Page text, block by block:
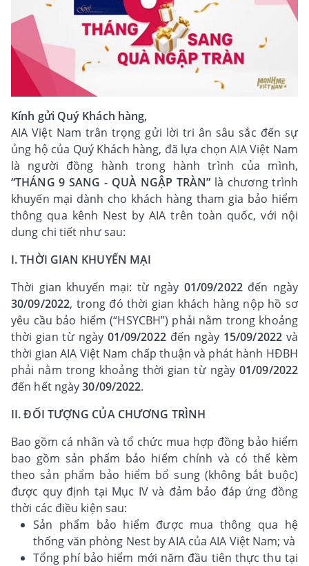
Kính gửi Quý Khách hàng,
AIA Việt Nam trân trọng gửi lời tri ân sâu sắc đến sự
ủng hộ của Quý Khách hàng, đã lựa chọn AIA Việt Nam
là người đồng hành trong hành trình của mình,
“THÁNG 9 SANG - QUÀ NGẬP TRÀN” là chương trình
khuyến mại dành cho khách hàng tham gia bảo hiểm
thông qua kênh Nest by AIA trên toàn quốc, với nội
dung chi tiết như sau:
I. THỜI GIAN KHUYẾN MẠI
Thời gian khuyến mại: từ ngày 01/09/2022đến ngày
30/09/2022, trong đó thời gian khách hàng nộp hồ sơ
yêu cầu bảo hiểm (“HSYCBH”) phải nằm trong khoảng
thời gian từ ngày 01/09/2022đến ngày 15/09/2022và
thời gian AIA Việt Nam chấp thuận và phát hành HĐBH
phải nằm trong khoảng thời gian từ ngày 01/09/2022
đến hết ngày30/09/2022.
II. ĐỐI TƯỢNG CỦA CHƯƠNG TRÌNH
Bao gồm cá nhân và tổ chức mua hợp đồng bảo hiểm
bao gồm sản phẩm bảo hiểm chính và có thể kèm
theo sản phẩm bảo hiểm bổ sung (không bắt buộc)
được quy định tại Mục IV và đảm bảo đáp ứng đồng
thời các điều kiện sau:
Sản phẩm bảo hiểm được mua thông qua hệ
thống văn phòng Nest by AIA của AIA Việt Nam; và
Tổng phí bảo hiểm mới năm đầu tiên thực thu tại